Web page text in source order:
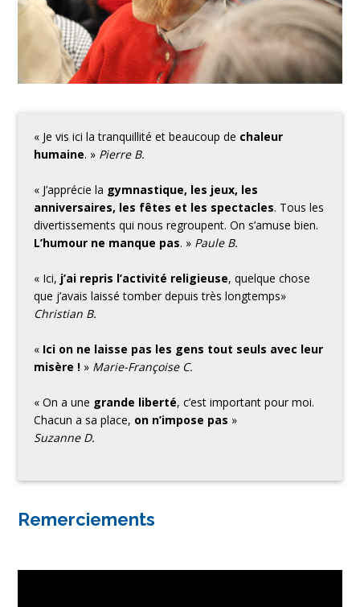
« Je vis ici la tranquillité et beaucoup de chaleur
humaine. » Pierre B.
« J’apprécie la gymnastique, les jeux, les
anniversaires, les fêtes et les spectacles. Tous les
divertissements qui nous regroupent. On s’amuse bien.
L’humour ne manque pas. » Paule B.
« Ici, j’ai repris l’activité religieuse, quelque chose
que j’avais laissé tomber depuis très longtemps»
Christian B.
« Ici on ne laisse pas les gens tout seuls avec leur
misère ! » Marie-Françoise C.
« On a une grande liberté, c’est important pour moi.
Chacun a sa place, on n’impose pas »
Suzanne D.
Remerciements